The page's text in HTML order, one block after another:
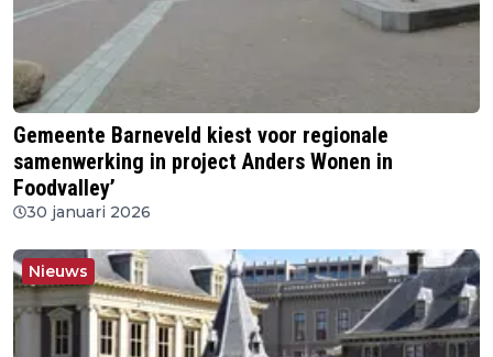
Gemeente Barneveld kiest voor regionale
samenwerking in project Anders Wonen in
Foodvalley’
30 januari 2026
Nieuws